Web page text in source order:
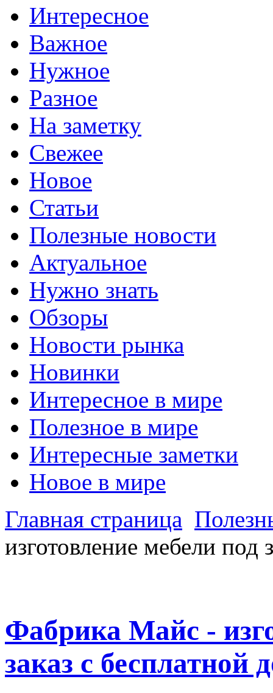
Интересное
Важное
Нужное
Разное
На заметку
Свежее
Новое
Статьи
Полезные новости
Актуальное
Нужно знать
Обзоры
Новости рынка
Новинки
Интересное в мире
Полезное в мире
Интересные заметки
Новое в мире
Главная страница
изготовление мебели под
Фабрика Майс -
заказ с бесплатной